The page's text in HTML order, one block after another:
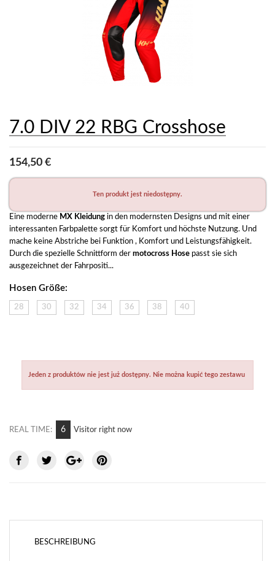
7.0 DIV 22 RBG Crosshose
154,50 €
Ten produkt jest niedostępny.
Eine moderne MX Kleidung in den modernsten Designs und mit einer
interessanten Farbpalette sorgt für Komfort und höchste Nutzung. Und
mache keine Abstriche bei Funktion , Komfort und Leistungsfähigkeit.
Durch die spezielle Schnittform der motocross Hose passt sie sich
ausgezeichnet der Fahrpositi...
Hosen Größe:
28 30 32 34 36 38 40
Jeden z produktów nie jest już dostępny. Nie można kupić tego zestawu
REAL TIME: 8 Visitor right now
BESCHREIBUNG